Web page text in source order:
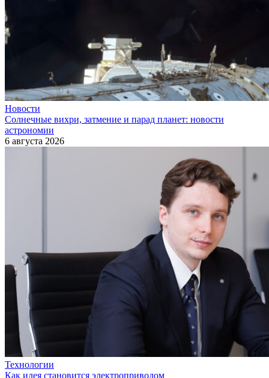
Новости
Солнечные вихри, затмение и парад планет: новости
астрономии
6 августа 2026
Технологии
Как идея становится электроприводом